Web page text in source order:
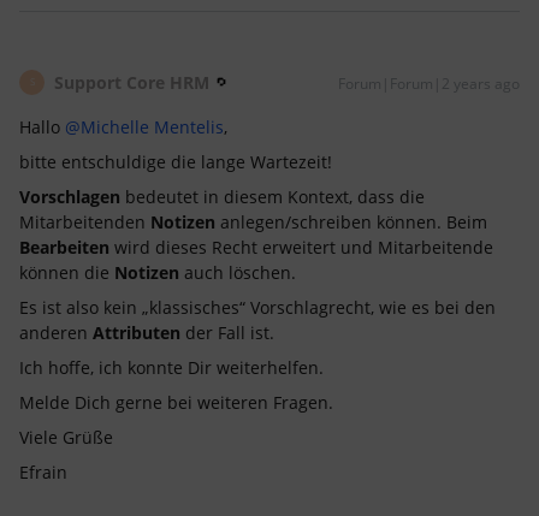
Support Core HRM Forum|Forum|2 years ago
Hallo @Michelle Mentelis,
bitte entschuldige die lange Wartezeit!
Vorschlagen bedeutet in diesem Kontext, dass die
Mitarbeitenden Notizen anlegen/schreiben können. Beim
Bearbeiten wird dieses Recht erweitert und Mitarbeitende
können die Notizen auch löschen.
Es ist also kein „klassisches“ Vorschlagrecht, wie es bei den
anderen Attributen der Fall ist.
Ich hoffe, ich konnte Dir weiterhelfen.
Melde Dich gerne bei weiteren Fragen.
Viele Grüße
Efrain